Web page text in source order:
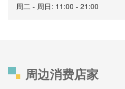
周二 - 周日: 11:00 - 21:00
周边消费店家